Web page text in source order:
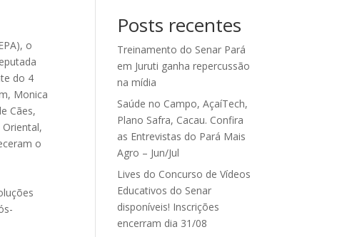
o
do 4
Monica
Cães,
o
Posts recentes
Treinamento do Senar Pará
em Juruti ganha repercussão
na mídia
Saúde no Campo, AçaíTech,
Plano Safra, Cacau. Confira
as Entrevistas do Pará Mais
Agro – Jun/Jul
Lives do Concurso de Vídeos
Educativos do Senar
disponíveis! Inscrições
encerram dia 31/08